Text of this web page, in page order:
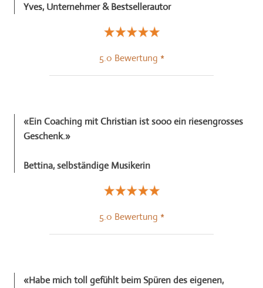
Yves, Unternehmer &Bestsellerautor
5.0 Bewertung *
«Ein Coaching mitChristian ist sooo ein riesengrosses
Geschenk.»
Bettina, selbständige Musikerin
5.0 Bewertung *
«Habe mich toll gefühlt beim Spüren des eigenen,